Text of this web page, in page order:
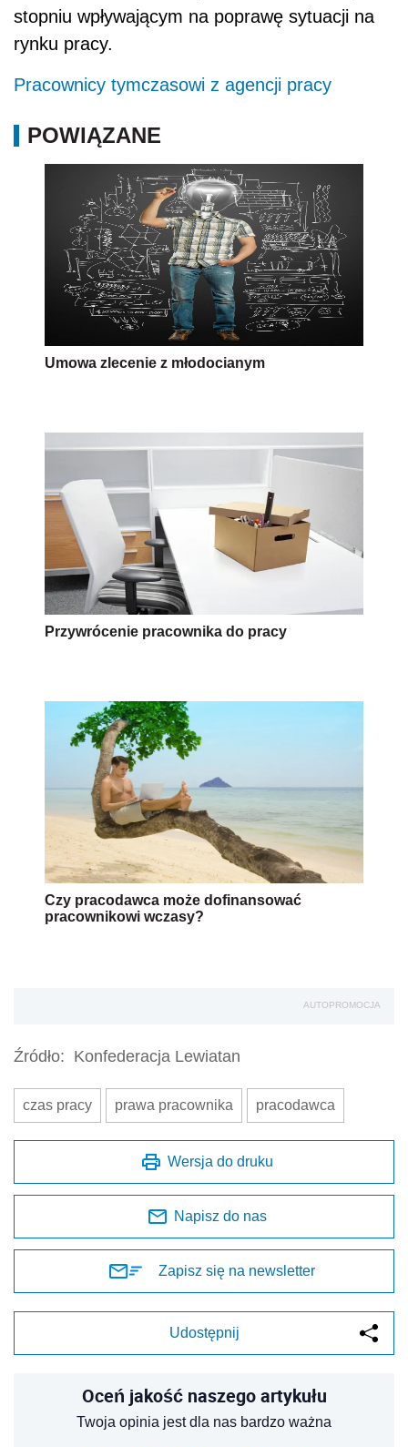
stopniu wpływającym na poprawę sytuacji na
rynku pracy.
Pracownicy tymczasowi z agencji pracy
POWIĄZANE
Umowa zlecenie z młodocianym
Przywrócenie pracownika do pracy
Czy pracodawca może dofinansować
pracownikowi wczasy?
AUTOPROMOCJA
Źródło: Konfederacja Lewiatan
czas pracy prawa pracownika pracodawca
Wersja do druku
Napisz do nas
Zapisz się na newsletter
Udostępnij
Oceń jakość naszego artykułu
Twoja opinia jest dla nas bardzo ważna